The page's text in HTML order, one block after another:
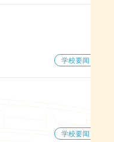
学校要闻
学校要闻